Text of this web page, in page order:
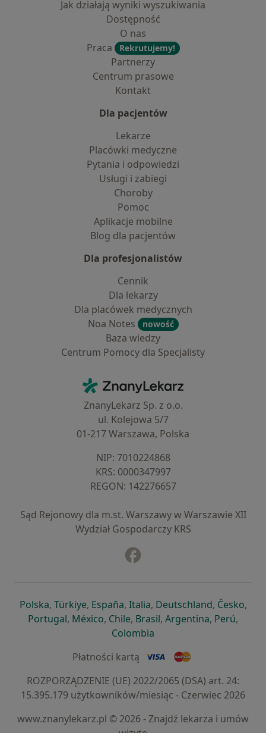
Jak działają wyniki wyszukiwania
Dostępność
O nas
Praca
Rekrutujemy!
Partnerzy
Centrum prasowe
Kontakt
Dla pacjentów
Lekarze
Placówki medyczne
Pytania i odpowiedzi
Usługi i zabiegi
Choroby
Pomoc
Aplikacje mobilne
Blog dla pacjentów
Dla profesjonalistów
Cennik
Dla lekarzy
Dla placówek medycznych
Noa Notes
nowość
Baza wiedzy
Centrum Pomocy dla Specjalisty
ZnanyLekarz - Strona główna
ZnanyLekarz Sp. z o.o.
ul. Kolejowa 5/7
01-217 Warszawa, Polska
NIP: ⁠7010224868
KRS: ⁠0000347997
REGON: ⁠142276657
Sąd Rejonowy dla m.st. Warszawy w Warszawie XII
Wydział Gospodarczy KRS
Polskaotwiera się w nowej karcie
, Türkiyeotwiera się w nowej karcie
, Españaotwiera się w nowej karcie
, Italiaotwiera się w nowej
, Deutschlandotwiera się
, Česko,
Portugalotwiera się w nowej karcie
, Méxicootwiera się w nowej karcie
, Chileotwiera się w nowej karcie
, Brasilotwiera się w nowej
, Argentinaotwiera się
, Perú,
Colombia
Płatności kartą
ROZPORZĄDZENIE (UE) 2022/2065 (DSA) art. 24:
15.395.179 użytkowników/miesiąc - Czerwiec 2026
www.znanylekarz.pl © 2026 - Znajdź lekarza i umów